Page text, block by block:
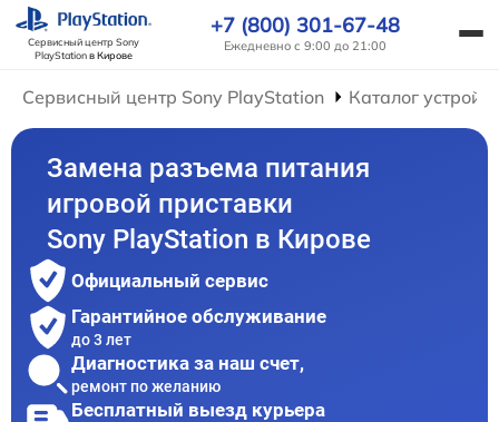
Сервисный центр Sony
PlayStationв Кирове
+7 (800) 301-67-48
Ежедневно с 9:00 до 21:00
Сервисный центр Sony PlayStation Каталог
Замена разъема питания
игровой приставки
Sony PlayStation в Кирове
Официальный сервис
Гарантийное обслуживание
до 3 лет
Диагностика за наш счет,
ремонт по желанию
Бесплатный выезд курьера